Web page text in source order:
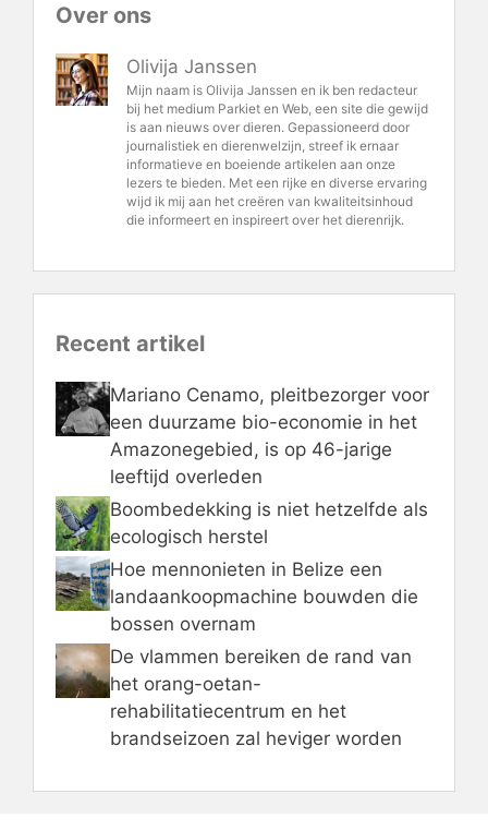
Over ons
Olivija Janssen
Mijn naam is Olivija Janssen en ik ben redacteur
bij het medium Parkiet en Web, een site die gewijd
is aan nieuws over dieren. Gepassioneerd door
journalistiek en dierenwelzijn, streef ik ernaar
informatieve en boeiende artikelen aan onze
lezers te bieden. Met een rijke en diverse ervaring
wijd ik mij aan het creëren van kwaliteitsinhoud
die informeert en inspireert over het dierenrijk.
Recent artikel
Mariano Cenamo, pleitbezorger voor
een duurzame bio-economie in het
Amazonegebied, is op 46-jarige
leeftijd overleden
Boombedekking is niet hetzelfde als
ecologisch herstel
Hoe mennonieten in Belize een
landaankoopmachine bouwden die
bossen overnam
De vlammen bereiken de rand van
het orang-oetan-
rehabilitatiecentrum en het
brandseizoen zal heviger worden